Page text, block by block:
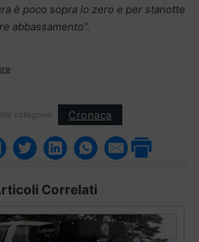
è poco sopra lo zero e per stanotte
abbassamento”.
categorie: Cronaca
Correlati